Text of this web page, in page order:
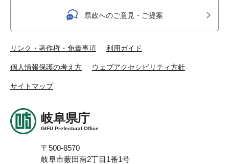
県政へのご意見・ご提案
リンク・著作権・免責事項 利用ガイド
個人情報保護の考え方 ウェブアクセシビリティ方針
サイトマップ
岐阜県庁
GIFU Prefectural Office
〒500-8570
岐阜市薮田南2丁目1番1号